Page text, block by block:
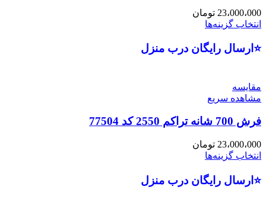
23،000،000 تومان
انتخاب گزینه‌ها
⭐ارسال رایگان درب منزل
مقایسه
مشاهده سریع
فرش 700 شانه تراکم 2550 کد 77504
23،000،000 تومان
انتخاب گزینه‌ها
⭐ارسال رایگان درب منزل